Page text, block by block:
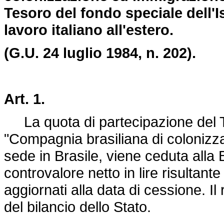
Tesoro del fondo speciale
lavoro italiano all'estero.
(G.U. 24 luglio 1984, n. 202).
Art. 1.
La quota di partecipazione del
"Compagnia brasiliana di
sede in Brasile, viene ceduta alla
controvalore netto in lire
aggiornati alla data di cessione.
del bilancio dello Stato.